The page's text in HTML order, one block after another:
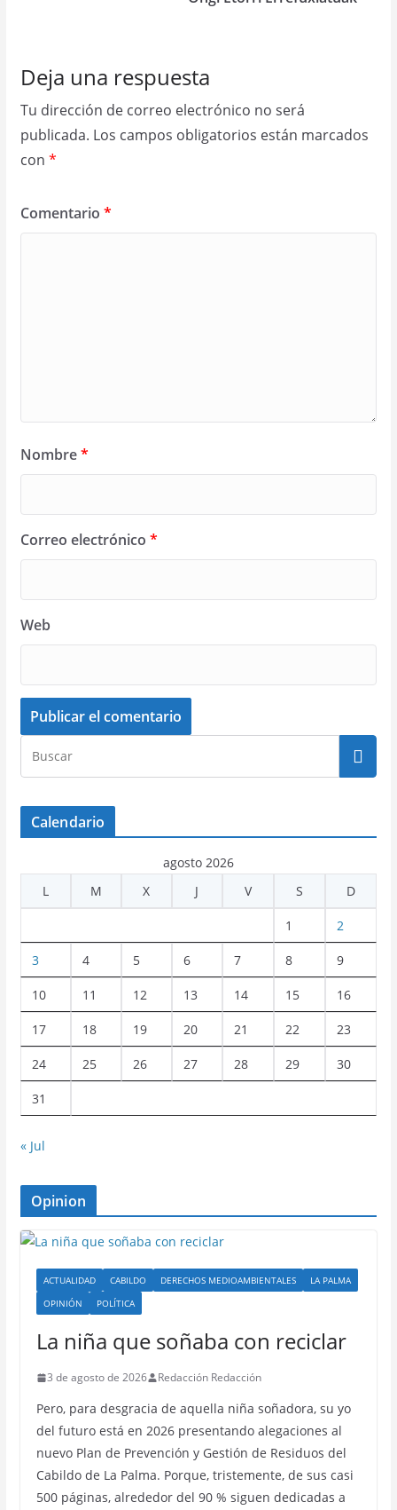
Deja una respuesta
Tu dirección de correo electrónico no será
publicada. Los campos obligatorios están marcados
con *
Comentario *
Nombre*
Correo electrónico *
Web
Calendario
agosto 2026
L
M X J V S D
1 2
3 4 5 6 7 8 9
10 11 12 13 14 15 16
17 18 19 20 21 22 23
24 25 26 27 28 29 30
31
« Jul
Opinion
ACTUALIDAD CABILDO DERECHOS MEDIOAMBIENTALES
LA PALMA
OPINIÓN
POLÍTICA
La niña que soñaba con reciclar
3 de agosto de 2026 Redacción Redacción
Pero, para desgracia de aquella niña soñadora, su yo
del futuro está en 2026 presentando alegaciones al
nuevo Plan de Prevención y Gestión de Residuos del
Cabildo de La Palma. Porque, tristemente, de sus casi
500 páginas, alrededor del 90 % siguen dedicadas a